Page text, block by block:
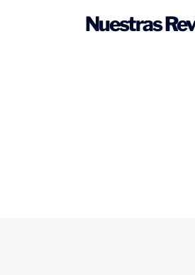
Nuestras